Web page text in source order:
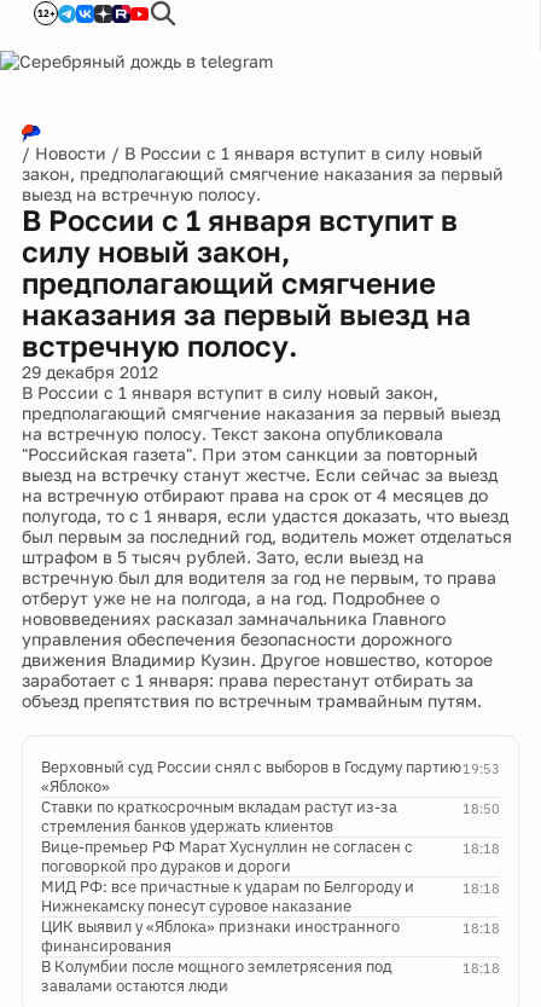
12+
/ Новости / В России с 1 января вступит в силу новый
закон, предполагающий смягчение наказания за первый
выезд на встречную полосу.
В России с 1 января вступит в
силу новый закон,
предполагающий смягчение
наказания за первый выезд на
встречную полосу.
29 декабря 2012
В России с 1 января вступит в силу новый закон,
предполагающий смягчение наказания за первый выезд
на встречную полосу. Текст закона опубликовала
"Российская газета". При этом санкции за повторный
выезд на встречку станут жестче. Если сейчас за выезд
на встречную отбирают права на срок от 4 месяцев до
полугода, то с 1 января, если удастся доказать, что выезд
был первым за последний год, водитель может отделаться
штрафом в 5 тысяч рублей. Зато, если выезд на
встречную был для водителя за год не первым, то права
отберут уже не на полгода, а на год. Подробнее о
нововведениях расказал замначальника Главного
управления обеспечения безопасности дорожного
движения Владимир Кузин. Другое новшество, которое
заработает с 1 января: права перестанут отбирать за
объезд препятствия по встречным трамвайным путям.
19:53
Верховный суд России снял с выборов в Госдуму партию
«Яблоко»
18:50
Ставки по краткосрочным вкладам растут из-за
стремления банков удержать клиентов
18:18
Вице-премьер РФ Марат Хуснуллин не согласен с
поговоркой про дураков и дороги
18:18
МИД РФ: все причастные к ударам по Белгороду и
Нижнекамску понесут суровое наказание
18:18
ЦИК выявил у «Яблока» признаки иностранного
финансирования
18:18
В Колумбии после мощного землетрясения под
завалами остаются люди